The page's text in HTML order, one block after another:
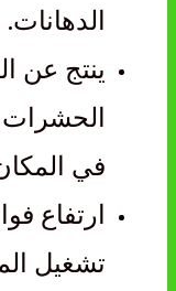
الدهانات.
ينتج عن
الحشرات
في
ارتفاع
تشغيل